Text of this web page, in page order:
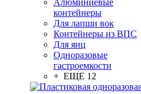
Алюминиевые
контейнеры
Для лапши вок
Контейнеры из ВПС
Для яиц
Одноразовые
гастроемкости
+ ЕЩЕ 12